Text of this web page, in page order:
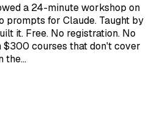
a 24-minute workshop on
prompts for Claude. Taught by
it. Free. No registration. No
$300 courses that don't cover
the…